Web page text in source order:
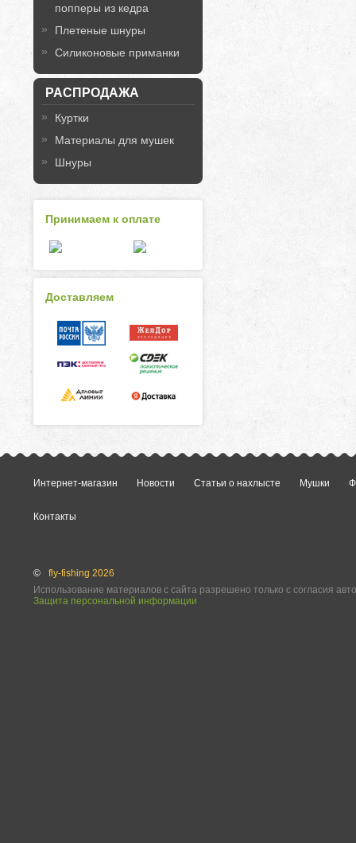
попперы из кедра
Плетеные шнуры
Силиконовые приманки
РАСПРОДАЖА
Куртки
Материалы для мушек
Шнуры
Принимаем к оплате
Доставляем
Интернет-магазин Новости Статьи о нахлысте Мушки
Контакты
©
fly-fishing 2026
Использование материалов с сайта разрешено только с согласия
Защита персональной информации